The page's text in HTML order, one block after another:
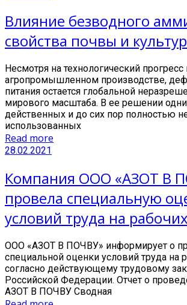
Влияние безводного
свойства почвы и
Несмотря на технологический прогресс
агропромышленном производстве,
питания остается глобальной
мирового масштаба. В ее решении
действенных и до сих пор полностью
использованных
Read more
28.02.2021
Компания ООО «АЗОТ В
провела специальную
условий труда на
ООО «АЗОТ В ПОЧВУ» информирует о
специальной оценки условий труда на
согласно действующему трудовому
Российской Федерации. Отчет о
АЗОТ В ПОЧВУ Сводная